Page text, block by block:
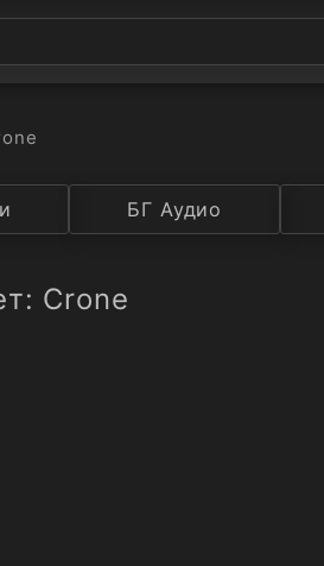
БГ Аудио
Crone